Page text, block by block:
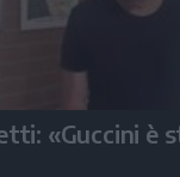
«Guccini è